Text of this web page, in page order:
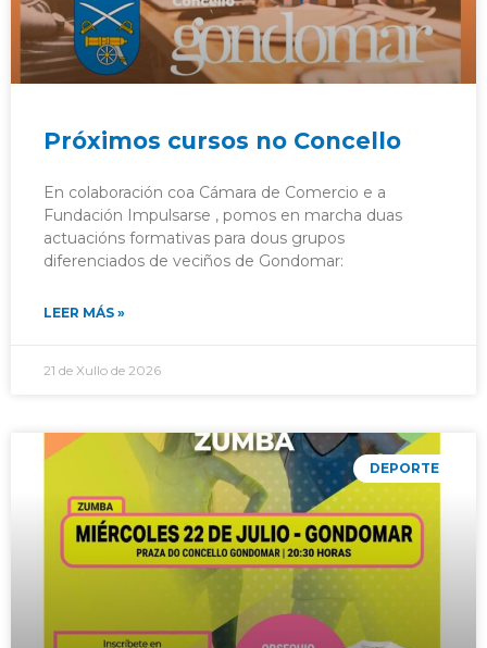
Próximos cursos no Concello
En colaboración coa Cámara de Comercio e a
Fundación Impulsarse , pomos en marcha duas
actuacións formativas para dous grupos
diferenciados de veciños de Gondomar:
LEER MÁS »
21 de Xullo de 2026
DEPORTE